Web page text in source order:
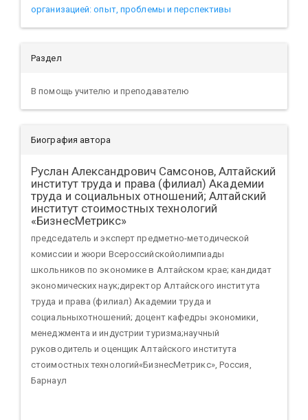
организацией: опыт, проблемы и перспективы
Раздел
В помощь учителю и преподавателю
Биография автора
Руслан Александрович Самсонов,Алтайский
институт труда и права (филиал) Академии
труда и социальных отношений; Алтайский
институт стоимостных технологий
«БизнесМетрикс»
председатель и эксперт предметно-методической
комиссии и жюри Всероссийскойолимпиады
школьников по экономике в Алтайском крае; кандидат
экономических наук;директор Алтайского института
труда и права (филиал) Академии труда и
социальныхотношений; доцент кафедры экономики,
менеджмента и индустрии туризма;научный
руководитель и оценщик Алтайского института
стоимостных технологий«БизнесМетрикс», Россия,
Барнаул